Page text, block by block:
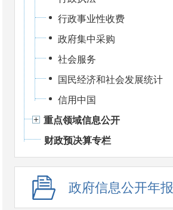
行政事业性收费
政府集中采购
社会服务
国民经济和社会发展统计
信用中国
重点领域信息公开
财政预决算专栏
政府信息公开年报